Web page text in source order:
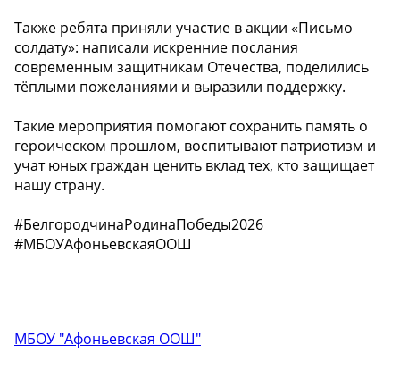
Также ребята приняли участие в акции «Письмо
солдату»: написали искренние послания
современным защитникам Отечества, поделились
тёплыми пожеланиями и выразили поддержку.
Такие мероприятия помогают сохранить память о
героическом прошлом, воспитывают патриотизм и
учат юных граждан ценить вклад тех, кто защищает
нашу страну.
#БелгородчинаРодинаПобеды2026
#МБОУАфоньевскаяООШ
МБОУ "Афоньевская ООШ"